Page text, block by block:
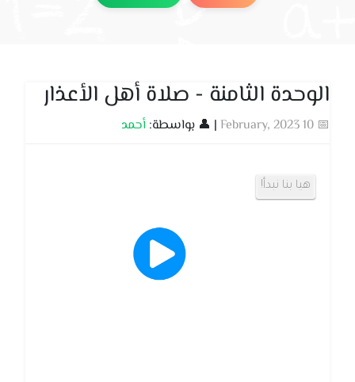
الوحدة الثامنة - صلاة أهل الأعذار
📅 10 February, 2023 | 👤 بواسطة: أحمد